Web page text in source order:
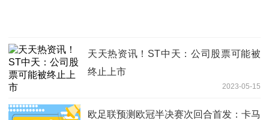
天天热资讯！ST中天：公司股票可能被
终止上市
2023-05-15
欧足联预测欧冠半决赛次回合首发：卡马